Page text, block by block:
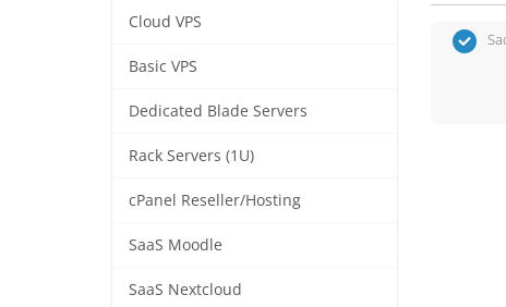
Cloud VPS
Basic VPS
Dedicated Blade Servers
Rack Servers (1U)
cPanel Reseller/Hosting
SaaS Moodle
SaaS Nextcloud